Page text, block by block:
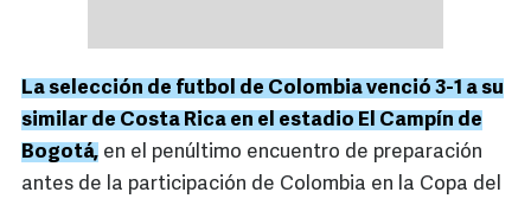
La selección de futbol de Colombia venció 3-1 a su
similar de Costa Rica en el estadio El Campín de
Bogotá, en el penúltimo encuentro de preparación
antes de la participación de Colombia en la Copa del